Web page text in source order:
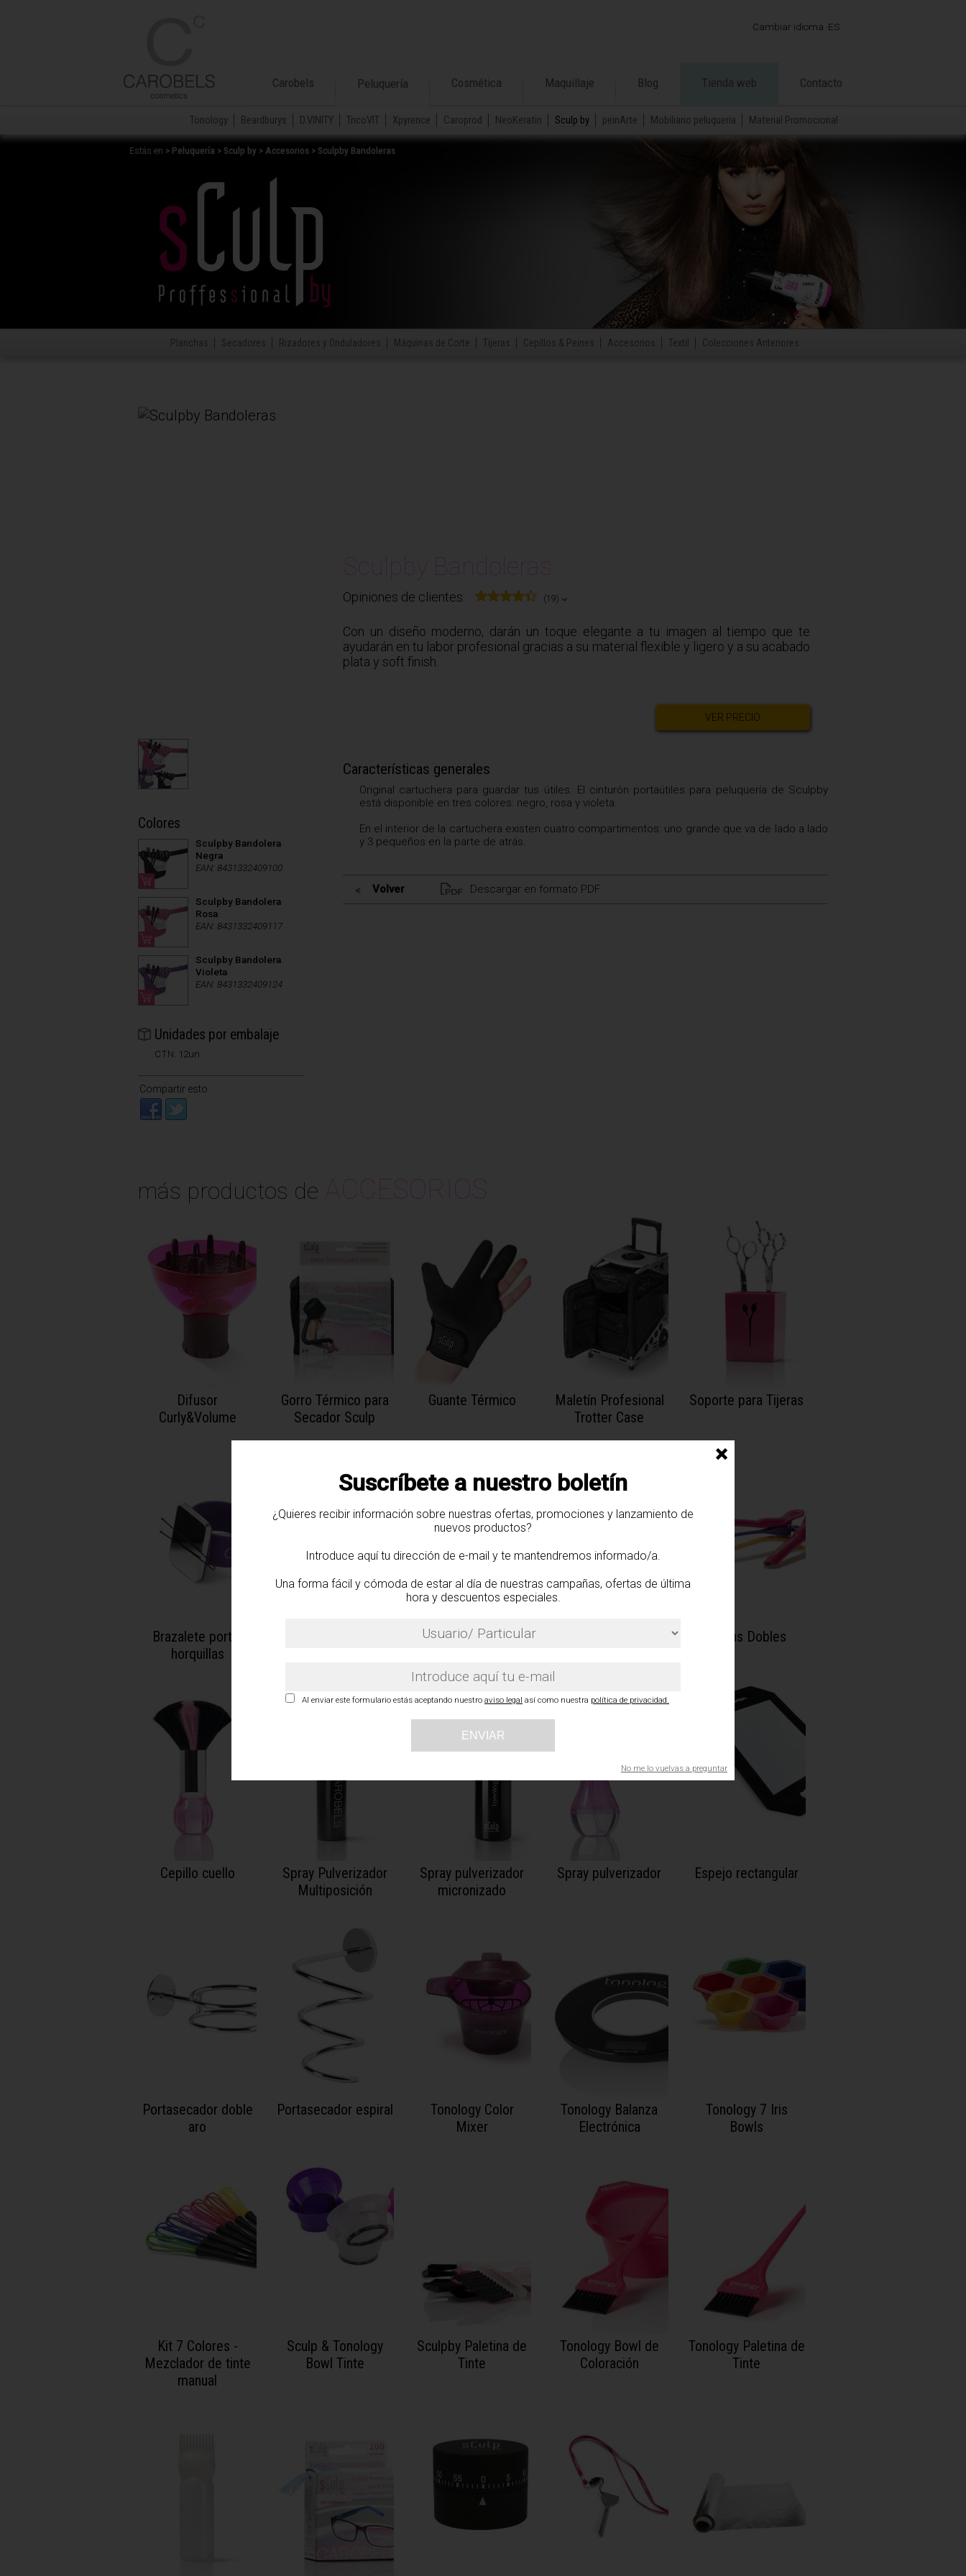
Cambiar idioma ES
Carobels Peluquería
Tonology Beardburys D.VINITY TricoVIT Xpyrence Caroprod NeoKeratin Sculp by peinArte Mobiliario peluqueria Material Promocional
Cosmética Maquillaje Blog Tienda web Contacto
×
Suscríbete a nuestro boletín
¿Quieres recibir información sobre nuestras ofertas, promociones y lanzamiento de
nuevos productos?
Introduce aquí tu dirección de e-mail y te mantendremos informado/a.
Una forma fácil y cómoda de estar al día de nuestras campañas, ofertas de última
hora y descuentos especiales.
Al enviar este formulario estás aceptando nuestro aviso legal así como nuestra política de privacidad.
ENVIAR
No me lo vuelvas a preguntar
Estás en > Peluquería > Sculp by > Accesorios > Sculpby Bandoleras
Planchas Secadores Rizadores y Onduladores Máquinas de Corte Tijeras Cepillos & Peines Accesorios Textil Colecciones Anteriores
Sculpby Bandoleras
Opiniones de clientes: (19)
Con un diseño moderno, darán un toque elegante a tu imagen al tiempo que te
ayudarán en tu labor profesional gracias a su material flexible y ligero y a su acabado
plata y soft finish.
VER PRECIO
Características generales
Original cartuchera para guardar tus útiles. El cinturón portaútiles para peluquería de Sculpby
está disponible en tres colores: negro, rosa y violeta.
En el interior de la cartuchera existen cuatro compartimentos: uno grande que va de lado a lado
y 3 pequeños en la parte de atrás.
Volver Descargar en formato PDF
Colores
Sculpby Bandolera
Negra
EAN: 8431332409100
Sculpby Bandolera
Rosa
EAN: 8431332409117
Sculpby Bandolera
Violeta
EAN: 8431332409124
Unidades por embalaje
CTN: 12un
Compartir esto
más productos de ACCESORIOS
Difusor
Curly&Volume
Gorro Térmico para
Secador Sculp
Guante Térmico
Maletín Profesional
Trotter Case
Soporte para Tijeras
Brazalete porta-
horquillas
Sculp & Tonology
Pinzas Dobles
Cepillo cuello
Spray Pulverizador
Multiposición
Spray pulverizador
micronizado
Spray pulverizador Espejo rectangular
Portasecador doble
aro
Portasecador espiral
Tonology Color
Mixer
Tonology Balanza
Electrónica
Tonology 7 Iris
Bowls
Kit 7 Colores -
Mezclador de tinte
manual
Sculp & Tonology
Bowl Tinte
Sculpby Paletina de
Tinte
Tonology Bowl de
Coloración
Tonology Paletina de
Tinte